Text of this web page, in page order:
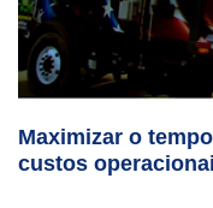
Maximizar o
custos